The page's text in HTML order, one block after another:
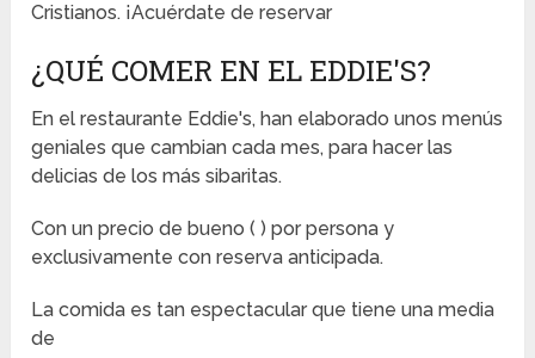
Cristianos. ¡Acuérdate de reservar
¿QUÉ COMER EN EL EDDIE'S?
En el restaurante Eddie's, han elaborado unos menús
geniales que cambian cada mes, para hacer las
delicias de los más sibaritas.
Con un precio de bueno ( ) por persona y
exclusivamente con reserva anticipada.
La comida es tan espectacular que tiene una media
de